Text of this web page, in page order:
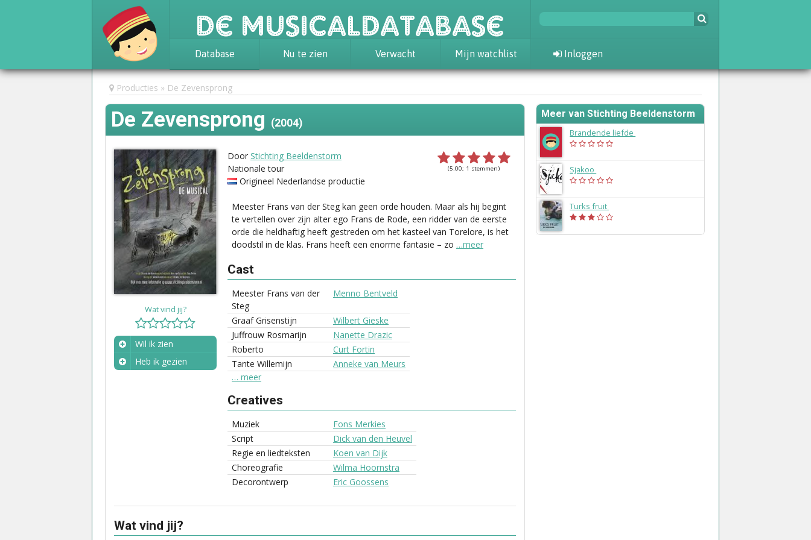
De Musicaldatabase
Database
Achtergrond
Awards
Statistieken
Nu te zien Verwacht Mijn watchlist Inloggen
Producties De Zevensprong
De Zevensprong (2004)
Wat vind jij?
Wil ik zien
Heb ik gezien
(5.00; 1 stemmen)
Door Stichting Beeldenstorm
Nationale tour
Origineel Nederlandse productie
Meester Frans van der Steg kan geen orde houden. Maar als hij begint
te vertellen over zijn alter ego Frans de Rode, een ridder van de eerste
orde die heldhaftig heeft gestreden om het kasteel van Torelore, is het
doodstil in de klas. Frans heeft een enorme fantasie – zo …meer
Cast
Meester Frans van der
Steg
Menno Bentveld
Graaf Grisenstijn
Wilbert Gieske
Juffrouw Rosmarijn
Nanette Drazic
Roberto
Curt Fortin
Tante Willemijn
Anneke van Meurs
… meer
Creatives
Muziek
Fons Merkies
Script
Dick van den Heuvel
Regie en liedteksten
Koen van Dijk
Choreografie
Wilma Hoornstra
Decorontwerp
Eric Goossens
Wat vind jij?
Meer van Stichting Beeldenstorm
Brandende liefde
Sjakoo
Turks fruit